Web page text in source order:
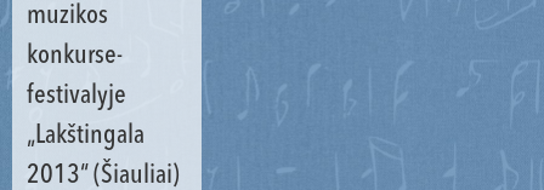
muzikos
konkurse-
festivalyje
„Lakštingala
2013“ (Šiauliai)